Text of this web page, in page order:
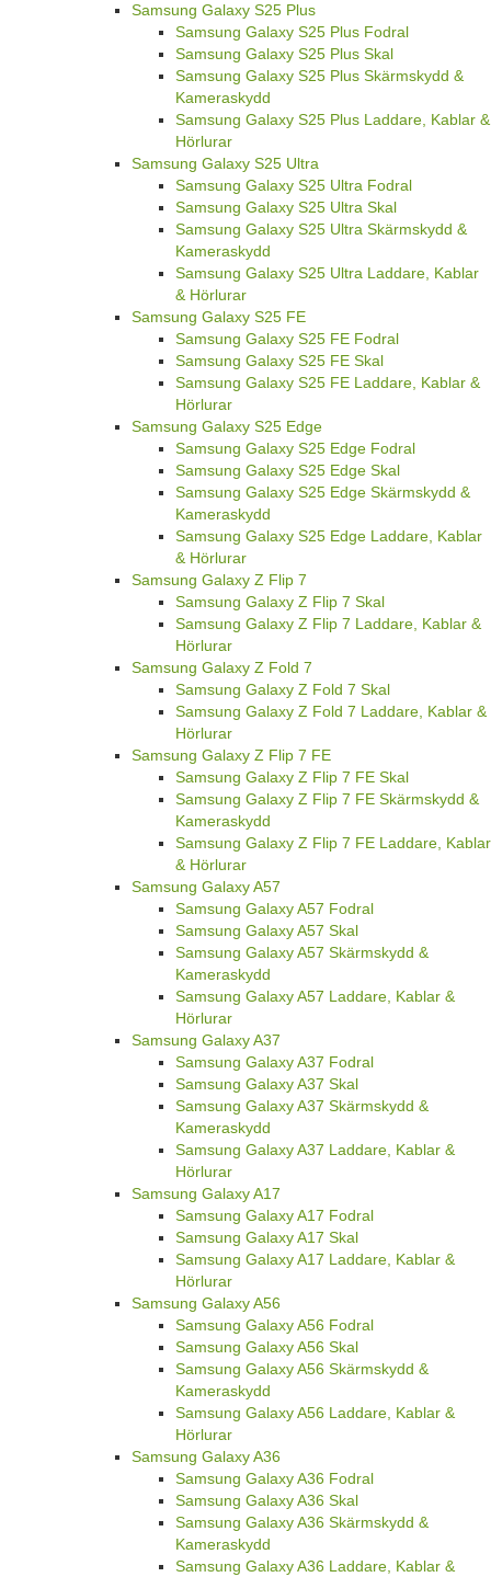
Samsung Galaxy S25 Plus
Samsung Galaxy S25 Plus Fodral
Samsung Galaxy S25 Plus Skal
Samsung Galaxy S25 Plus Skärmskydd &
Kameraskydd
Samsung Galaxy S25 Plus Laddare, Kablar &
Hörlurar
Samsung Galaxy S25 Ultra
Samsung Galaxy S25 Ultra Fodral
Samsung Galaxy S25 Ultra Skal
Samsung Galaxy S25 Ultra Skärmskydd &
Kameraskydd
Samsung Galaxy S25 Ultra Laddare, Kablar
& Hörlurar
Samsung Galaxy S25 FE
Samsung Galaxy S25 FE Fodral
Samsung Galaxy S25 FE Skal
Samsung Galaxy S25 FE Laddare, Kablar &
Hörlurar
Samsung Galaxy S25 Edge
Samsung Galaxy S25 Edge Fodral
Samsung Galaxy S25 Edge Skal
Samsung Galaxy S25 Edge Skärmskydd &
Kameraskydd
Samsung Galaxy S25 Edge Laddare, Kablar
& Hörlurar
Samsung Galaxy Z Flip 7
Samsung Galaxy Z Flip 7 Skal
Samsung Galaxy Z Flip 7 Laddare, Kablar &
Hörlurar
Samsung Galaxy Z Fold 7
Samsung Galaxy Z Fold 7 Skal
Samsung Galaxy Z Fold 7 Laddare, Kablar &
Hörlurar
Samsung Galaxy Z Flip 7 FE
Samsung Galaxy Z Flip 7 FE Skal
Samsung Galaxy Z Flip 7 FE Skärmskydd &
Kameraskydd
Samsung Galaxy Z Flip 7 FE Laddare, Kablar
& Hörlurar
Samsung Galaxy A57
Samsung Galaxy A57 Fodral
Samsung Galaxy A57 Skal
Samsung Galaxy A57 Skärmskydd &
Kameraskydd
Samsung Galaxy A57 Laddare, Kablar &
Hörlurar
Samsung Galaxy A37
Samsung Galaxy A37 Fodral
Samsung Galaxy A37 Skal
Samsung Galaxy A37 Skärmskydd &
Kameraskydd
Samsung Galaxy A37 Laddare, Kablar &
Hörlurar
Samsung Galaxy A17
Samsung Galaxy A17 Fodral
Samsung Galaxy A17 Skal
Samsung Galaxy A17 Laddare, Kablar &
Hörlurar
Samsung Galaxy A56
Samsung Galaxy A56 Fodral
Samsung Galaxy A56 Skal
Samsung Galaxy A56 Skärmskydd &
Kameraskydd
Samsung Galaxy A56 Laddare, Kablar &
Hörlurar
Samsung Galaxy A36
Samsung Galaxy A36 Fodral
Samsung Galaxy A36 Skal
Samsung Galaxy A36 Skärmskydd &
Kameraskydd
Samsung Galaxy A36 Laddare, Kablar &